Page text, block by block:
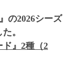
の2026シーズ
。
ド』2種（2